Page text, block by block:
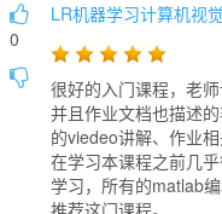
0
LR机器学习计算机视觉
很好的入门课程，老
并且作业文档也描述
的viedeo讲解、作业
在学习本课程之前几
学习，所有的matlab
推荐这门课程。